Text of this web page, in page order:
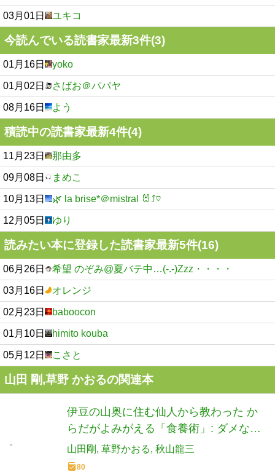
03月01日 ユキコ
今読んでいる読書家最新3件(3)
01月16日 yoko
01月02日 さばお＠パパヤ
08月16日 よう
積読中の読書家最新4件(4)
11月23日 那由多
09月08日 まめこ
10月13日 🌿 la brise*＠mistral 🐰⤴︎♡
12月05日 ゆり
読みたい本に登録した読書家最新5件(16)
06月26日 希望 のぞみ@夏バテ中…(-.-)Zzz・・・・
03月16日 オレンジ
02月23日 baboocon
01月10日 himito kouba
05月12日 こさと
山田 剛,草野 かおるの関連本
伊豆の山奥に住む仙人から教わった か
らだがよみがえる「食養術」: ダメなボ
クのからだを変えた 秋山先生の食養ご
はん
山田剛 草野かおる 秋山龍三
80